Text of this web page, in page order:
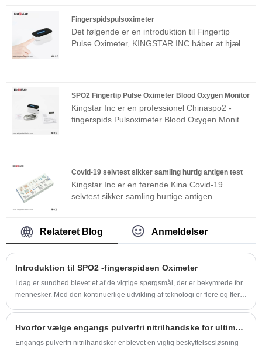
vokse deres færdigheder året rundt. Konstant
træning og uddannelse gør det muligt for os at
holde os på toppen af ​​industriens tendenser ，
Fingerspidspulsoximeter
Det følgende er en introduktion til Fingertip
Pulse Oximeter, KINGSTAR INC håber at hjælpe
SPO2 Fingertip Pulse Oximeter Blood Oxygen Monitor
Kingstar Inc er en professionel Chinaspo2 -
fingerspids Pulsoximeter Blood Oxygen Monitor
måle pulshastighed, det vil sige
hjerterytmefrekvens. Dette hjælper med at
forstå hjertets helbred, og om pulsen er normal.
at købe den nyeste salg, lave pris og SPO2-
fingerspidspuls-oximeter-iltmonitor i høj kvalitet.
Covid-19 selvtest sikker samling hurtig antigen test
Kingstar Inc er en førende Kina Covid-19
selvtest sikker samling hurtige antigen
Antigen-test er baseret på kolloidalt
guldimmunokromatografiassay. Denne type
tester kan få resultater enklere og mere
praktisk. Folk kan teste derhjemme af sig selv.
Du er velkommen til at komme til vores fabrik for
at købe den seneste salg, lave pris og Covid-19
samarbejde med dig.
Relateret Blog Anmeldelser
Introduktion til SPO2 -fingerspidsen Oximeter
I dag er sundhed blevet et af de vigtige spørgsmål, der er bekymrede for
mennesker. Med den kontinuerlige udvikling af teknologi er flere og flere
Hvorfor vælge engangs pulverfri nitrilhandske for ultimativ beskyttelse og komfort?
Engangs pulverfri nitrilhandsker er blevet en vigtig beskyttelsesløsning